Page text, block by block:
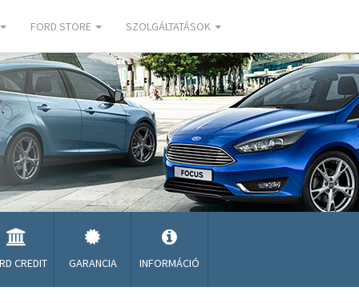
FORD STORE SZOLGÁLTATÁSOK
CREDIT GARANCIA INFORMÁCIÓ